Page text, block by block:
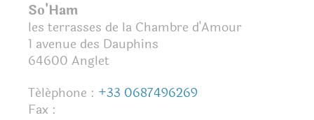
So'Ham
les terrasses de la Chambre d'Amour
1 avenue des Dauphins
64600 Anglet
Téléphone : +33 0687496269
Fax :